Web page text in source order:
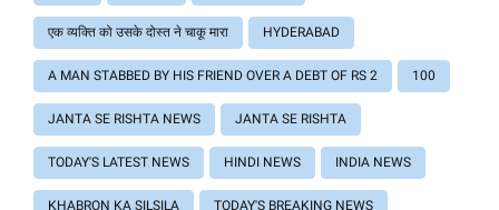
एक व्यक्ति को उसके दोस्त ने चाकू मारा HYDERABAD
A MAN STABBED BY HIS FRIEND OVER A DEBT OF RS 2 100
JANTA SE RISHTA NEWS JANTA SE RISHTA
TODAY'S LATEST NEWS HINDI NEWS INDIA NEWS
KHABRON KA SILSILA TODAY'S BREAKING NEWS